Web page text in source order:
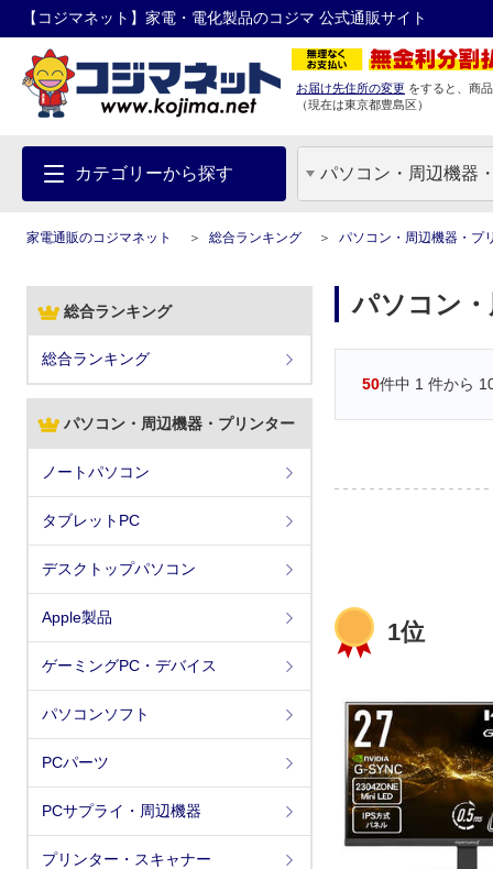
【コジマネット】家電・電化製品のコジマ 公式通販サイト
お届け先住所の変更 をすると、商
（現在は東京都豊島区）
カテゴリーから探す パソコン・周辺機器
家電通販のコジマネット 総合ランキング パソコン・周辺機器・プ
総合ランキング
総合ランキング
パソコン・周辺機器・プリンター
ノートパソコン
タブレットPC
デスクトップパソコン
Apple製品
ゲーミングPC・デバイス
パソコンソフト
PCパーツ
PCサプライ・周辺機器
プリンター・スキャナー
パソコン
50件中 1 件から
1位